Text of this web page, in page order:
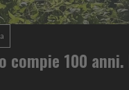
compie 100